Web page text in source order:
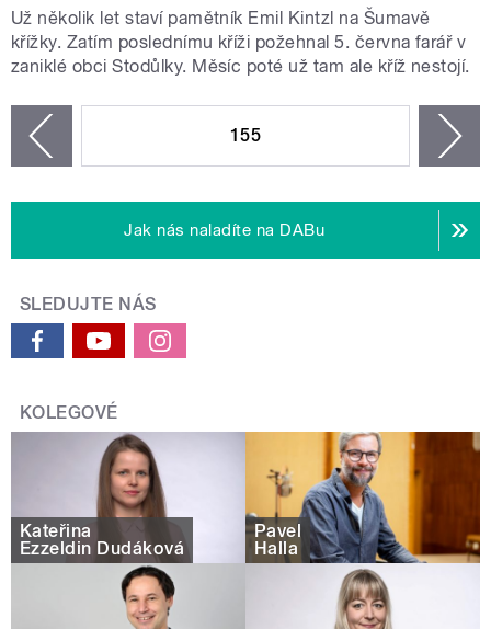
Už několik let staví pamětník Emil Kintzl na Šumavě
křížky. Zatím poslednímu kříži požehnal 5. června farář v
zaniklé obci Stodůlky. Měsíc poté už tam ale kříž nestojí.
155
Jak nás naladíte na DABu
SLEDUJTE NÁS
KOLEGOVÉ
Kateřina
Ezzeldin Dudáková
Pavel
Halla